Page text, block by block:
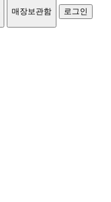
매장보관함 로그인